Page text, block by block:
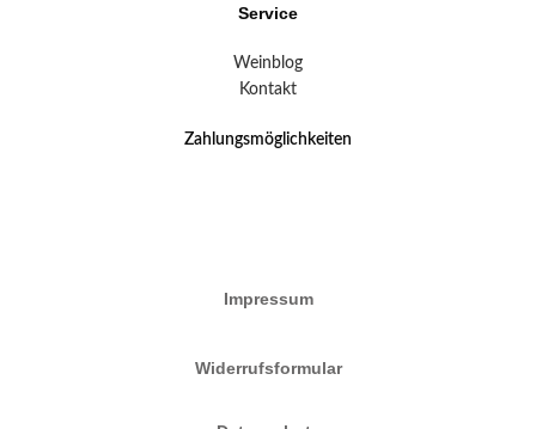
Service
Weinblog
Kontakt
Zahlungsmöglichkeiten
Impressum
Widerrufsformular